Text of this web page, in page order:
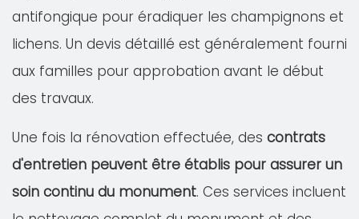
antifongique pour éradiquer les champignons et
lichens. Un devis détaillé est généralement fourni
aux familles pour approbation avant le début
des travaux.
Une fois la rénovation effectuée, des contrats
d'entretien peuvent être établis pour assurer un
soin continu du monument. Ces services incluent